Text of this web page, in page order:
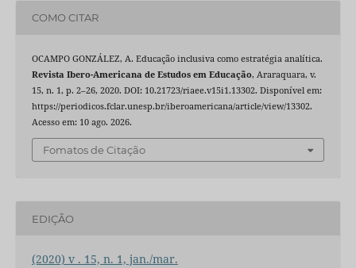
COMO CITAR
OCAMPO GONZÁLEZ, A. Educação inclusiva como estratégia analítica.
Revista Ibero-Americana de Estudos em Educação, Araraquara, v.
15, n. 1, p. 2–26, 2020. DOI: 10.21723/riaee.v15i1.13302. Disponível em:
https://periodicos.fclar.unesp.br/iberoamericana/article/view/13302.
Acesso em: 10 ago. 2026.
Fomatos de Citação
EDIÇÃO
(2020) v . 15, n. 1, jan./mar.